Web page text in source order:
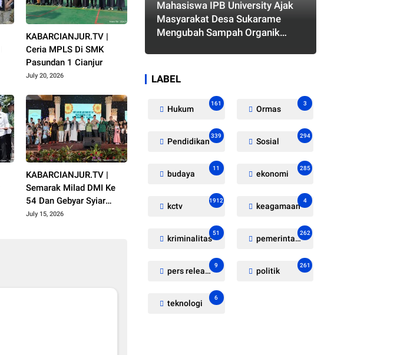
KABARCIANJUR.TV |
Ceria MPLS Di SMK
Pasundan 1 Cianjur
July 20, 2026
KABARCIANJUR.TV |
Semarak Milad DMI Ke
54 Dan Gebyar Syiar
Muharram 1448 H
July 15, 2026
Mahasiswa IPB University Ajak
Masyarakat Desa Sukarame
Mengubah Sampah Organik
LABEL
Hukum
161
Ormas
3
Pendidikan
339
Sosial
294
budaya
11
ekonomi
285
kctv
1912
keagamaan
4
kriminalitas
51
pemerintahan
262
pers release
9
politik
261
teknologi
6